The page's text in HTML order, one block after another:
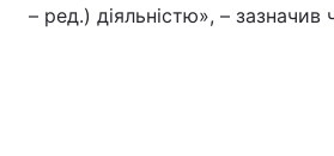
– ред.) діяльністю», – зазначив